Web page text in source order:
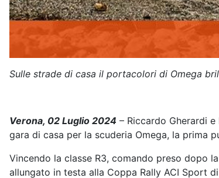
Sulle strade di casa il portacolori di Omega
Verona, 02 Luglio 2024 – Riccardo Gherardi
gara di casa per la scuderia Omega, la prima
Vincendo la classe R3, comando preso dopo
allungato in testa alla Coppa Rally ACI Sport